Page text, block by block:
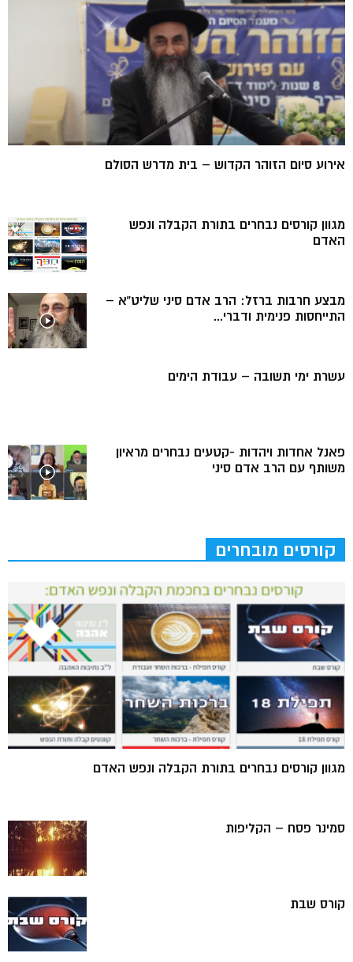
אירוע סיום הזוהר הקדוש – בית מדרש הסולם
מגוון קורסים נבחרים בתורת הקבלה ונפש
האדם
מבצע חרבות ברזל: הרב אדם סיני שליט”א –
התייחסות פנימית ודברי...
עשרת ימי תשובה – עבודת הימים
פאנל אחדות ויהדות -קטעים נבחרים מראיון
משותף עם הרב אדם סיני
קורסים מובחרים
מגוון קורסים נבחרים בתורת הקבלה ונפש האדם
סמינר פסח – הקליפות
קורס שבת